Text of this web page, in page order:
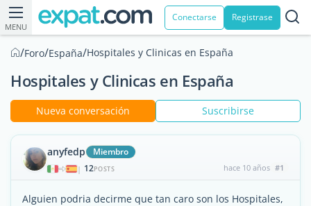
MENU
Conectarse Registrase
/Foro/España/Hospitales y Clinicas en España
Hospitales y Clinicas en España
Nueva conversación Suscribirse
anyfedp Miembro
| 12POSTS hace 10 años #1
Alguien podria decirme que tan caro son los Hospitales,